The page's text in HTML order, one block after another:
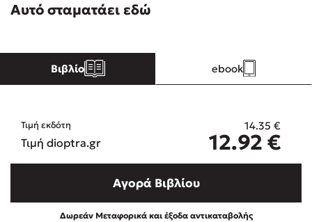
Ένας γίγαντας στο σχολείο
Πάνω, κάτω, μπροστά, πίσω
Αυτό σταματάει εδώ
Βιβλίο ebook
Τιμή εκδότη 14.35 €
Τιμή dioptra.gr 12.92 €
Αγορά Βιβλίου
Δωρεάν Μεταφορικά και έξοδα αντικαταβολής